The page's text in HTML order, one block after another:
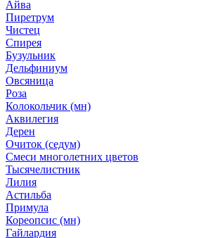
Айва
Пиретрум
Чистец
Спирея
Бузульник
Дельфиниум
Овсяница
Роза
Колокольчик (мн)
Аквилегия
Дерен
Очиток (седум)
Смеси многолетних цветов
Тысячелистник
Лилия
Астильба
Примула
Кореопсис (мн)
Гайлардия